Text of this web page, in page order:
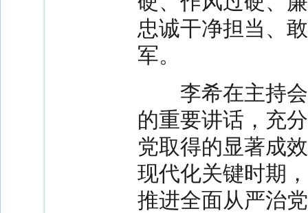
忠诚干净担当、
军。
李希在主持会
的重要讲话，充
党取得的显著成
现代化关键时期
推进全面从严治